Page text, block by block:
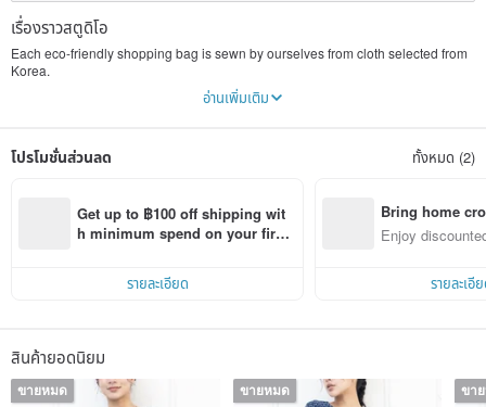
เรื่องราวสตูดิโอ
Each eco-friendly shopping bag is sewn by ourselves from cloth selected from
Korea.
Sewn into the most appropriate sizes, each piece of cloth has a unique pattern
and color, a beauty that cannot be copied.
selected mercerized fibers in Korea.
Each unique piece of vegetable cloth is the result of the interweaving of day
They have their own looks, but different colors are more colorful.
Watching what was originally a ball of yarn gradually grow into a cute shape,
อ่านเพิ่มเติม
โปรโมชั่นส่วนลด ทั้งหมด (2)
Get up to ฿100 off shipping wit
h minimum spend on your first
รายละเอียด
Bring home
n with ease
Enjoy
รายละเอี
สินค้ายอดนิยม
ขายหมด ขายหมด ขา